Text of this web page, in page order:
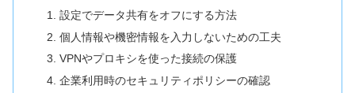
設定でデータ共有をオフにする方法
個人情報や機密情報を入力しないための工夫
VPNやプロキシを使った接続の保護
企業利用時のセキュリティポリシーの確認